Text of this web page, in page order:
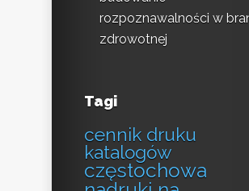
rozpoznawalności w
zdrowotnej
Tagi
cennik druku
katalogów
częstochowa